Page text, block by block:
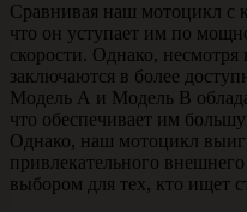
Сравнивая наш мотоцикл с
что он уступает им по
скорости. Однако, несмотря
заключаются в более
Модель А и Модель B
что обеспечивает им
Однако, наш мотоцикл
привлекательного
выбором для тех, кто ищет